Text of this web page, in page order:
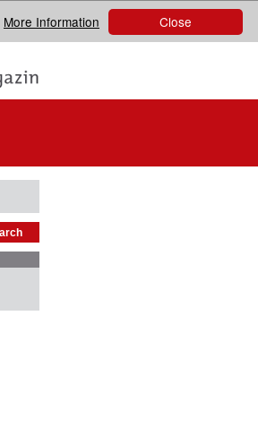
Close
More Information